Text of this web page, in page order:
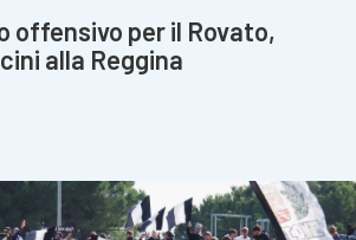
offensivo per il Rovato,
alla Reggina